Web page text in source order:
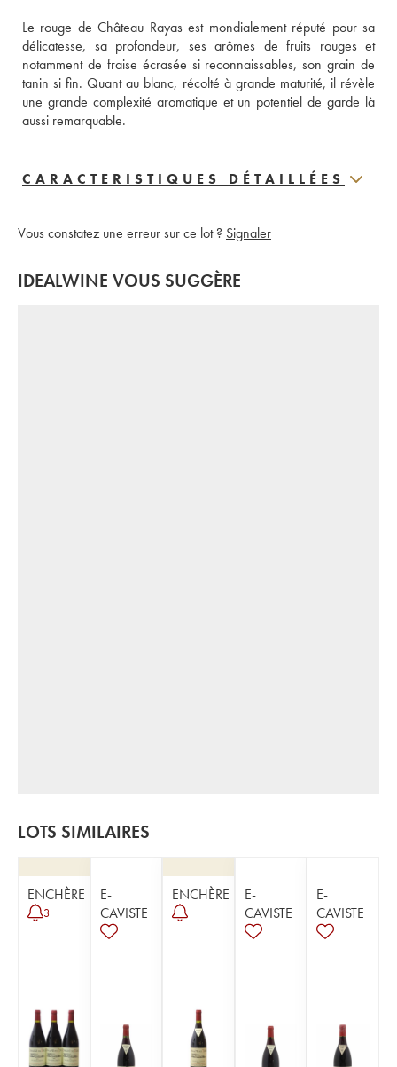
Le rouge de Château Rayas est mondialement réputé pour sa
délicatesse, sa profondeur, ses arômes de fruits rouges et
notamment de fraise écrasée si reconnaissables, son grain de
tanin si fin. Quant au blanc, récolté à grande maturité, il révèle
une grande complexité aromatique et un potentiel de garde là
aussi remarquable.
CARACTERISTIQUES DÉTAILLÉES
Vous constatez une erreur sur ce lot ? Signaler
IDEALWINE VOUS SUGGÈRE
LOTS SIMILAIRES
ENCHÈRE
3
E-
CAVISTE
ENCHÈRE
E-
CAVISTE
E-
CAVISTE